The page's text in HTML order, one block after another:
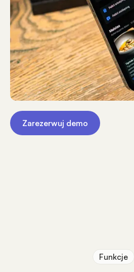
Zarezerwuj demo
Funkcje